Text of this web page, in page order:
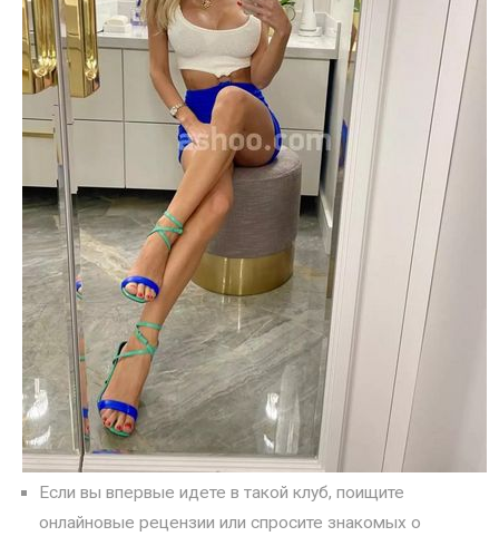
Если вы впервые идете в такой клуб, поищите
онлайновые рецензии или спросите знакомых о